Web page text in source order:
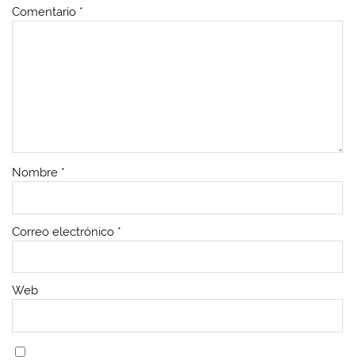
Comentario *
Nombre *
Correo electrónico *
Web